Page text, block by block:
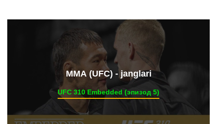
ММА (UFC) - janglari
UFC 310 Embedded (эпизод 5)